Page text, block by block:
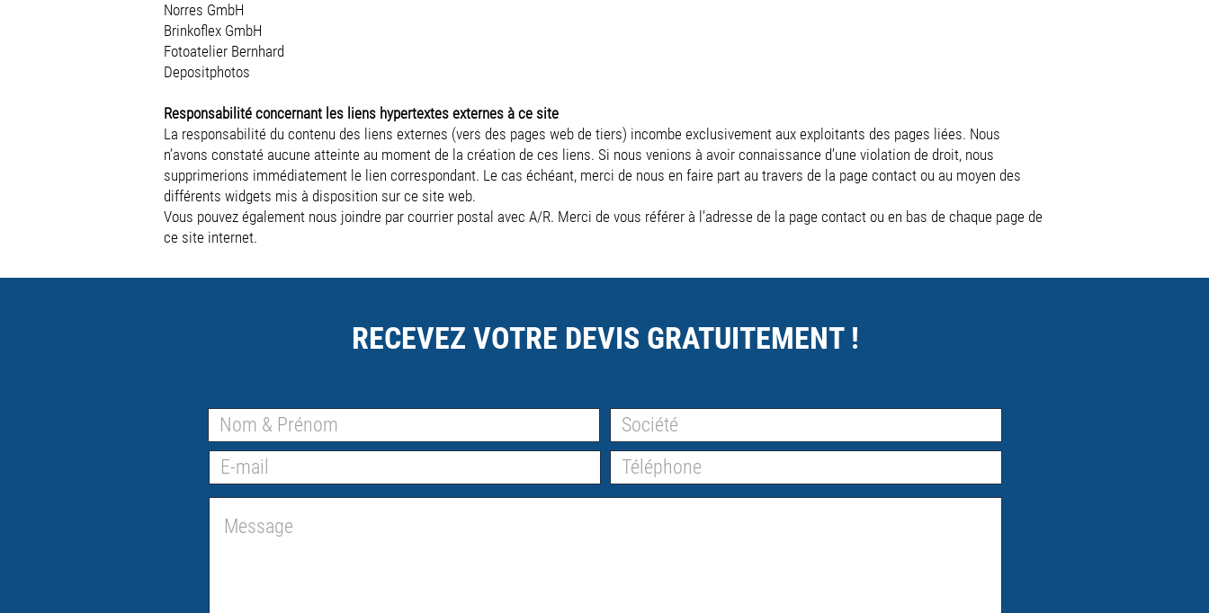
Norres GmbH
Brinkoflex GmbH
Fotoatelier Bernhard
Depositphotos
Responsabilité concernant les liens hypertextes externes à ce site
La responsabilité du contenu des liens externes (vers des pages web de tiers) incombe exclusivement aux exploitants des pages liées. Nous
n’avons constaté aucune atteinte au moment de la création de ces liens. Si nous venions à avoir connaissance d’une violation de droit, nous
supprimerions immédiatement le lien correspondant. Le cas échéant, merci de nous en faire part au travers de la page contact ou au moyen des
différents widgets mis à disposition sur ce site web.
Vous pouvez également nous joindre par courrier postal avec A/R. Merci de vous référer à l’adresse de la page contact ou en bas de chaque page de
ce site internet.
RECEVEZ VOTRE DEVIS GRATUITEMENT !